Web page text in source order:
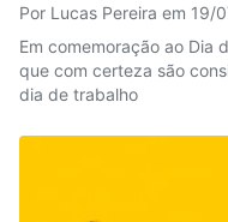
Por Lucas Pereira em 19/
Em comemoração ao Dia
que com certeza são
dia de trabalho